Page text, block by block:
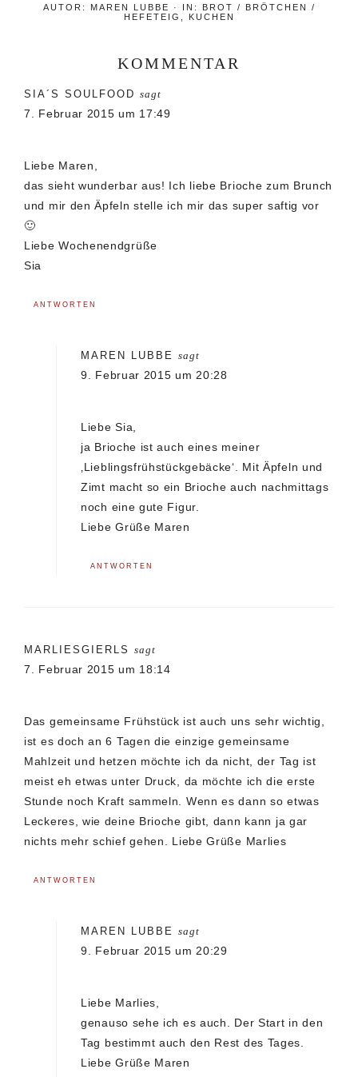
AUTOR: MAREN LUBBE · IN: BROT / BRÖTCHEN /
HEFETEIG
KUCHEN
Interaktionen
KOMMENTAR
SIA´S SOULFOOD sagt
7. Februar 2015 um 17:49
Liebe Maren,
das sieht wunderbar aus! Ich liebe Brioche zum Brunch
und mir den Äpfeln stelle ich mir das super saftig vor
🙂
Liebe Wochenendgrüße
Sia
ANTWORTEN
MAREN LUBBE sagt
9. Februar 2015 um 20:28
Liebe Sia,
ja Brioche ist auch eines meiner
‚Lieblingsfrühstückgebäcke‘. Mit Äpfeln und
Zimt macht so ein Brioche auch nachmittags
noch eine gute Figur.
Liebe Grüße Maren
ANTWORTEN
MARLIESGIERLS sagt
7. Februar 2015 um 18:14
Das gemeinsame Frühstück ist auch uns sehr wichtig,
ist es doch an 6 Tagen die einzige gemeinsame
Mahlzeit und hetzen möchte ich da nicht, der Tag ist
meist eh etwas unter Druck, da möchte ich die erste
Stunde noch Kraft sammeln. Wenn es dann so etwas
Leckeres, wie deine Brioche gibt, dann kann ja gar
nichts mehr schief gehen. Liebe Grüße Marlies
ANTWORTEN
MAREN LUBBE sagt
9. Februar 2015 um 20:29
Liebe Marlies,
genauso sehe ich es auch. Der Start in den
Tag bestimmt auch den Rest des Tages.
Liebe Grüße Maren